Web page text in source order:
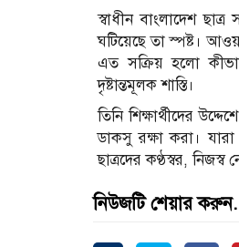
স্বাধীন বাংলাদেশ
ঘটিয়েছে তা স্পষ্ট।
এত সক্রিয় হলো
দৃষ্টান্তমূলক শাস্তি।
তিনি শিক্ষার্থীদের
ডাকসু রক্ষা করা।
ছাত্রদের কণ্ঠস্বর,
নিউজটি শেয়ার